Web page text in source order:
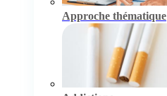
Approche thématique